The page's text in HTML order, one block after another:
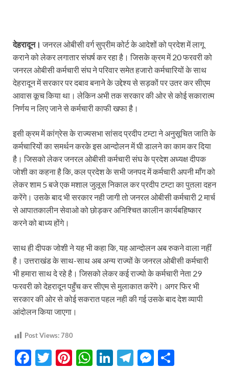
देहरादून। जनरल ओबीसी वर्ग सुप्रीम कोर्ट के आदेशों को प्रदेश में लागू
कराने को लेकर लगातार संघर्ष कर रहा है। जिसके क्रम में 20 फरवरी को
जनरल ओबीसी कर्मचारी संघ ने परिवार समेत हजारो कर्मचारियों के साथ
देहरादून में सरकार पर दबाव बनाने के उद्देश्य से सड़कों पर उतर कर सीएम
आवास कूच किया था। लेकिन अभी तक सरकार की ओर से कोई सकारात्म
निर्णय न लिए जाने से कर्मचारी काफी खफा है।
इसी क्रम में कांग्रेस के राज्यसभा सांसद प्रदीप टम्टा ने अनुसूचित जाति के
कर्मचारियों का समर्थन करके इस आन्दोलन में घी डालने का काम कर दिया
है। जिसको लेकर जनरल ओबीसी कर्मचारी संघ के प्रदेश अध्यक्ष दीपक
जोशी का कहना है कि, कल प्रदेश के सभी जनपद में कर्मचारी अपनी माँग को
लेकर शाम 5 बजे एक मशाल जुलूस निकाल कर प्रदीप टम्टा का पुतला दहन
करेंगे। उसके बाद भी सरकार नही जागी तो जनरल ओबीसी कर्मचारी 2 मार्च
से आपातकालीन सेवाओ को छोड़कर अनिश्चित कालीन कार्यबहिष्कार
करने को बाध्य होंगे।
साथ ही दीपक जोशी ने यह भी कहा कि, यह आन्दोलन अब रुकने वाला नहीं
है। उत्तराखंड के साथ-साथ अब अन्य राज्यों के जनरल ओबीसी कर्मचारी
भी हमारा साथ दे रहे है। जिसको लेकर कई राज्यो के कर्मचारी नेता 29
फरवरी को देहरादून पहुँच कर सीएम से मुलाकात करेंगे। अगर फिर भी
सरकार की ओर से कोई सकरात पहल नही की गई उसके बाद देश व्यापी
आंदोलन किया जाएगा।
Post Views:780
F
T
Pi W Li
T
M